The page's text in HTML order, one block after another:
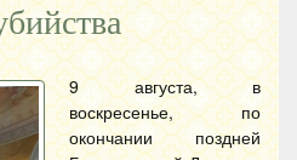
9 августа, в
воскресенье, по
окончании поздней